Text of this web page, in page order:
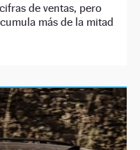
de ventas, pero
más de la mitad